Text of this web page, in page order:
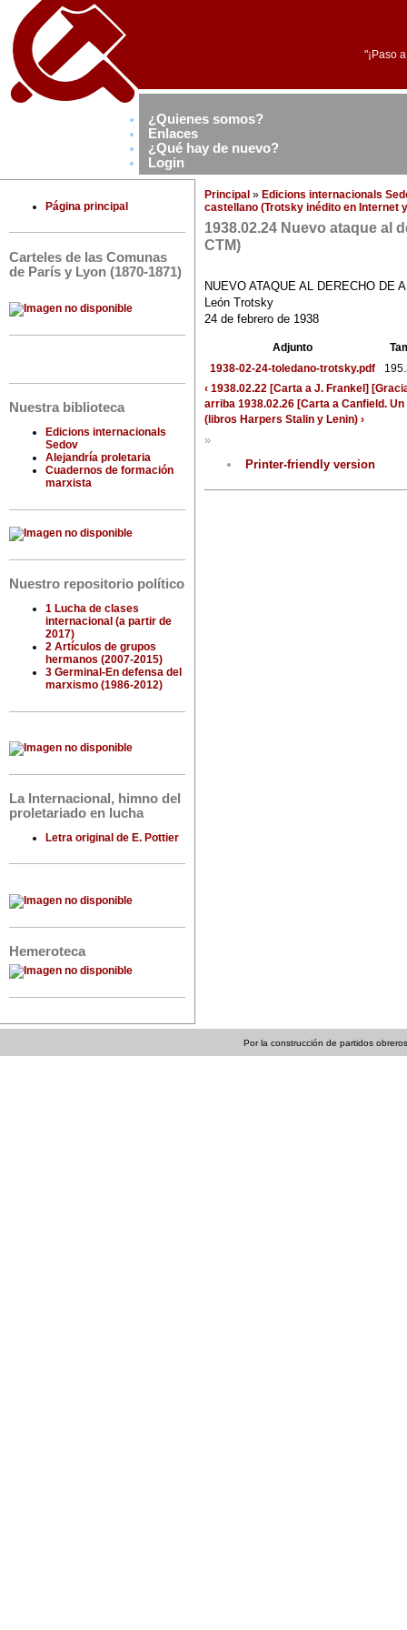
"¡Paso
¿Quienes somos?
Enlaces
¿Qué hay de nuevo?
Login
Página principal
Carteles de las Comunas
de París y Lyon (1870-1871)
Nuestra biblioteca
Edicions internacionals
Sedov
Alejandría proletaria
Cuadernos de formación
marxista
Nuestro repositorio político
1 Lucha de clases
internacional (a partir de
2017)
2 Artículos de grupos
hermanos (2007-2015)
3 Germinal-En defensa del
marxismo (1986-2012)
La Internacional, himno del
proletariado en lucha
Letra original de E. Pottier
Hemeroteca
Principal » Edicions internacionals
castellano (Trotsky inédito en Internet
1938.02.24 Nuevo ataque al
CTM)
NUEVO ATAQUE AL DERECHO DE
León Trotsky
24 de febrero de 1938
Adjunto
1938-02-24-toledano-trotsky.pdf
‹ 1938.02.22 [Carta a J. Frankel]
arriba 1938.02.26 [Carta a Canfield.
(libros Harpers Stalin y Lenin) ›
»
Printer-friendly version
Por la construcción de partidos